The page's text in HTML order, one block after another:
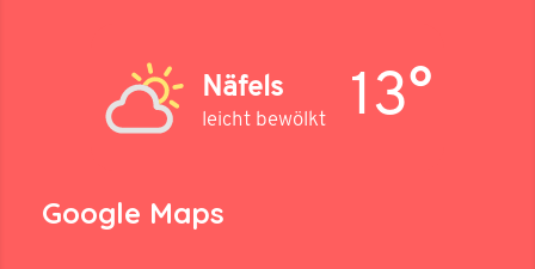
Näfels
leicht bewölkt 13°
Google Maps